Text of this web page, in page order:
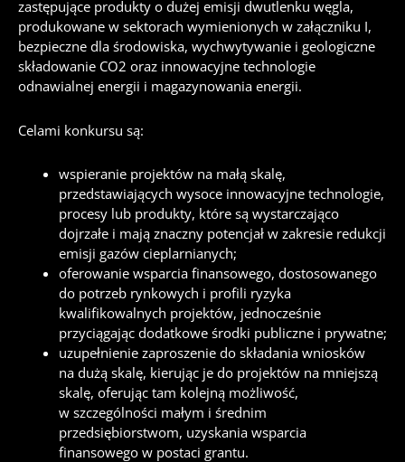
zastępujące produkty o dużej emisji dwutlenku węgla,
produkowane w sektorach wymienionych w załączniku I,
bezpieczne dla środowiska, wychwytywanie i geologiczne
składowanie CO2 oraz innowacyjne technologie
odnawialnej energii i magazynowania energii.
Celami konkursu są:
wspieranie projektów na małą skalę,
przedstawiających wysoce innowacyjne technologie,
procesy lub produkty, które są wystarczająco
dojrzałe i mają znaczny potencjał w zakresie redukcji
emisji gazów cieplarnianych;
oferowanie wsparcia finansowego, dostosowanego
do potrzeb rynkowych i profili ryzyka
kwalifikowalnych projektów, jednocześnie
przyciągając dodatkowe środki publiczne i prywatne;
uzupełnienie zaproszenie do składania wniosków
na dużą skalę, kierując je do projektów na mniejszą
skalę, oferując tam kolejną możliwość,
w szczególności małym i średnim
przedsiębiorstwom, uzyskania wsparcia
finansowego w postaci grantu.